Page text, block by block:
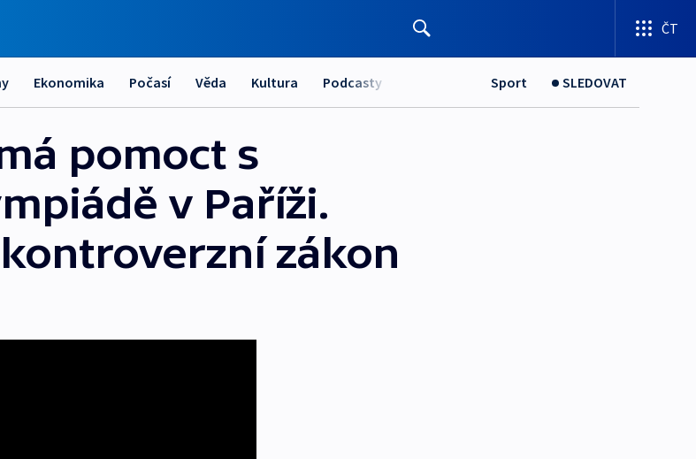
ČT
Ekonomika Počasí Věda Kultura Podcasty Sport SLEDOVAT
pomoct s
v Paříži.
zákon